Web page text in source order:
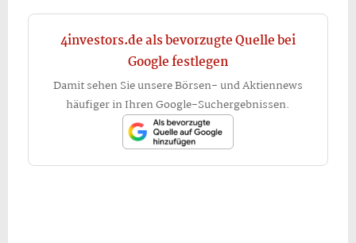
4investors.de als bevorzugte Quelle bei
Google festlegen
Damit sehen Sie unsere Börsen- und Aktiennews
häufiger in Ihren Google-Suchergebnissen.